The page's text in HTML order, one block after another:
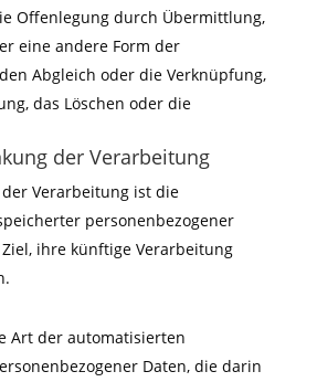
Offenlegung durch Übermittlung,
eine andere Form der
Abgleich oder die Verknüpfung,
das Löschen oder die
der Verarbeitung
Verarbeitung ist die
personenbezogener
ihre künftige Verarbeitung
Art der automatisierten
Daten, die darin